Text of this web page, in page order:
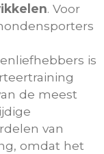
. Voor
is
de meest
van
omdat het